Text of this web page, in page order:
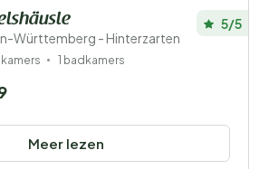
Württemberg - Hinterzarten
5/5
1 badkamers
Meer lezen